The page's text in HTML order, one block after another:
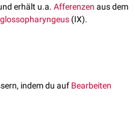
erhält u.a. Afferenzen aus dem
(IX).
indem du auf Bearbeiten